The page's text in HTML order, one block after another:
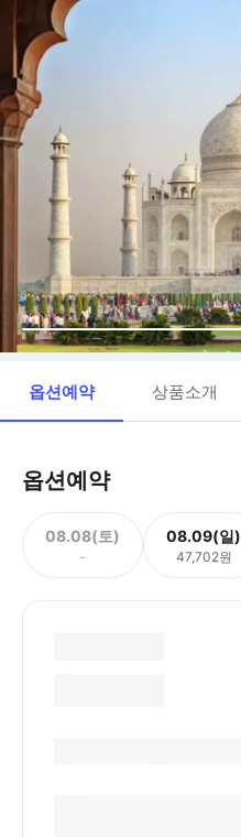
옵션예약 상품소개
옵션예약
08.08(토)
-
08.09(일)
47,702원